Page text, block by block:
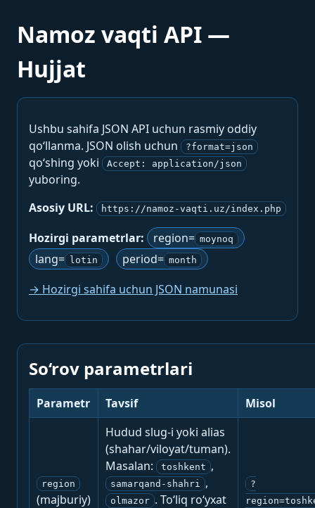
Namoz vaqti API —
Hujjat
Ushbu sahifa JSON API uchun rasmiy oddiy
qo‘llanma. JSON olish uchun
?format=json
qo‘shing yoki Accept: application/json
yuboring.
Asosiy URL:
https://namoz-vaqti.uz/index.php
Hozirgi parametrlar: region= moynoq
lang= lotin period= month
→ Hozirgi sahifa uchun JSON namunasi
So‘rov parametrlari
Parametr Tavsif Misol
region
(majburiy)
Hudud slug-i yoki alias
(shahar/viloyat/tuman).
Masalan:
toshkent ,
samarqand-shahri ,
olmazor . To‘liq ro‘yxat
?